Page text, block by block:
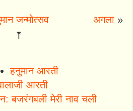
जन्मोत्सव
⤒
अगला»
हनुमान आरती
आरती
बजरंगबली मेरी नाव चली